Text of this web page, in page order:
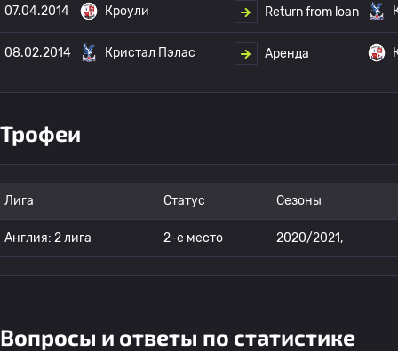
07.04.2014 Кроули Return from loan
08.02.2014 Кристал Пэлас Аренда
Трофеи
Лига Статус Сезоны
Англия: 2 лига 2-е место 2020/2021,
Вопросы и ответы по статистике